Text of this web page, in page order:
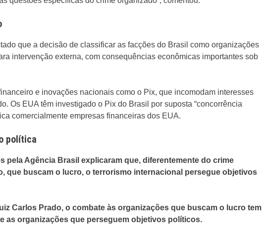
que a decisão de classificar as facções do Brasil como organizações
intervenção externa, com consequências econômicas importantes sob
e inovações nacionais como o Pix, que incomodam interesses
Os EUA têm investigado o Pix do Brasil por suposta “concorrência
comercialmente empresas financeiras dos EUA.
política
pela Agência Brasil explicaram que, diferentemente do crime
que buscam o lucro, o terrorismo internacional persegue objetivos
Carlos Prado, o combate às organizações que buscam o lucro tem
as organizações que perseguem objetivos políticos.